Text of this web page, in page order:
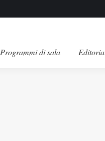
Programmi di sala Editoria